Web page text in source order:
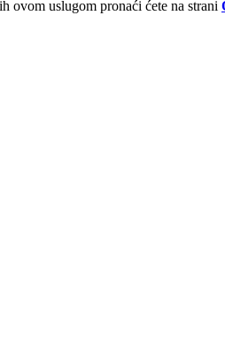
ovom uslugom pronaći ćete na strani